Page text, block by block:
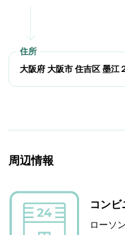
大阪府 大阪市 住吉区 墨江
周辺情報
コンビ
ローソ